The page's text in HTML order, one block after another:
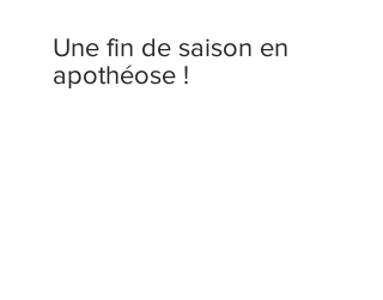
Une fin de saison en
apothéose !